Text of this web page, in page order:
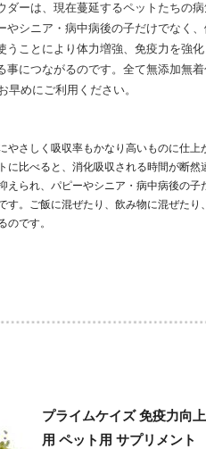
ダーは、現在蔓延するペットたちの
やシニア・病中病後の子だけでなく
うことにより体力増強、免疫力を強化
事につながるのです。全て無添加無
めにご利用ください。
やさしく吸収率もかなり高いものに仕上
に比べると、消化吸収される時間が断然
えられ、パピーやシニア・病中病後の子
す。ご飯に混ぜたり、飲み物に混ぜたり
のです。
プライムケイズ 免疫力向
用 ペット用 サプリメント